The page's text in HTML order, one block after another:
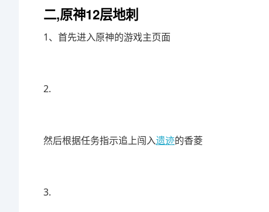
二,原神12层地刺
1、首先进入原神的游戏主页面
2.
然后根据任务指示追上闯入遗迹的香菱
3.